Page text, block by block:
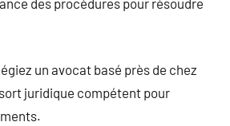
un avocat basé près de chez
juridique compétent pour